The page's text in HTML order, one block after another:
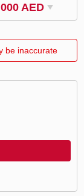
AED
be inaccurate